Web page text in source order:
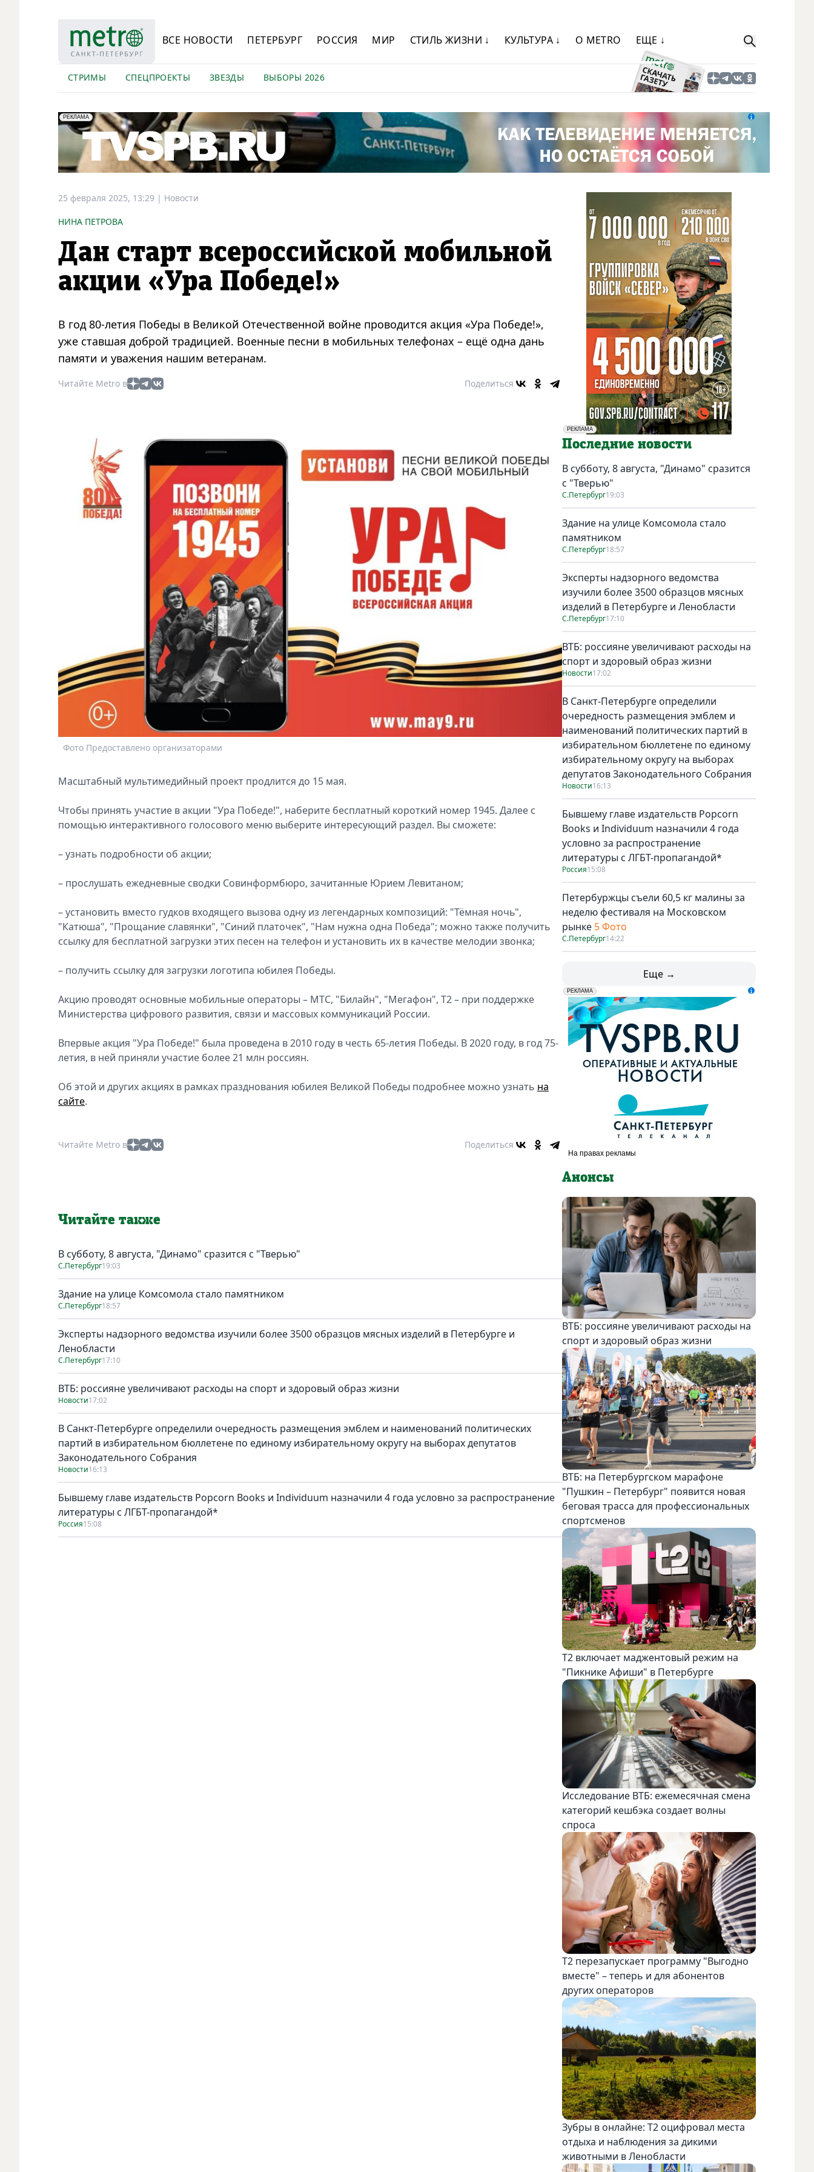
ВСЕ НОВОСТИ ПЕТЕРБУРГ РОССИЯ МИР СТИЛЬ ЖИЗНИ ↓ КУЛЬТУРА ↓ О METRO ЕЩЕ ↓
СТРИМЫ СПЕЦПРОЕКТЫ ЗВЕЗДЫ ВЫБОРЫ 2026
erid: LdtCK5Efv
РЕКЛАМА
АО "ГАТР", ИНН: 7841320717
25 февраля 2025, 13:29 | Новости
НИНА ПЕТРОВА
Дан старт всероссийской мобильной
акции «Ура Победе!»
В год 80-летия Победы в Великой Отечественной войне проводится акция «Ура Победе!»,
уже ставшая доброй традицией. Военные песни в мобильных телефонах – ещё одна дань
памяти и уважения нашим ветеранам.
Читайте Metro в Поделиться
Фото Предоставлено организаторами
Масштабный мультимедийный проект продлится до 15 мая.
Чтобы принять участие в акции "Ура Победе!", наберите бесплатный короткий номер 1945. Далее с
помощью интерактивного голосового меню выберите интересующий раздел. Вы сможете:
– узнать подробности об акции;
– прослушать ежедневные сводки Совинформбюро, зачитанные Юрием Левитаном;
– установить вместо гудков входящего вызова одну из легендарных композиций: "Тёмная ночь",
"Катюша", "Прощание славянки", "Синий платочек", "Нам нужна одна Победа"; можно также получить
ссылку для бесплатной загрузки этих песен на телефон и установить их в качестве мелодии звонка;
– получить ссылку для загрузки логотипа юбилея Победы.
Акцию проводят основные мобильные операторы – МТС, "Билайн", "Мегафон", T2 – при поддержке
Министерства цифрового развития, связи и массовых коммуникаций России.
Впервые акция "Ура Победе!" была проведена в 2010 году в честь 65-летия Победы. В 2020 году, в год 75-
летия, в ней приняли участие более 21 млн россиян.
Об этой и других акциях в рамках празднования юбилея Великой Победы подробнее можно узнать на
сайте.
Читайте Metro в Поделиться
Читайте также
В субботу, 8 августа, "Динамо" сразится с "Тверью"
С.Петербург19:03
Здание на улице Комсомола стало памятником
С.Петербург18:57
Эксперты надзорного ведомства изучили более 3500 образцов мясных изделий в Петербурге и
Ленобласти
С.Петербург17:10
ВТБ: россияне увеличивают расходы на спорт и здоровый образ жизни
Новости17:02
В Санкт-Петербурге определили очередность размещения эмблем и наименований политических
партий в избирательном бюллетене по единому избирательному округу на выборах депутатов
Законодательного Собрания
Новости16:13
Бывшему главе издательств Popcorn Books и Individuum назначили 4 года условно за распространение
литературы с ЛГБТ-пропагандой*
Россия15:08
РЕКЛАМА
Социальная реклама
Последние новости
В субботу, 8 августа, "Динамо" сразится
с "Тверью"
С.Петербург19:03
Здание на улице Комсомола стало
памятником
С.Петербург18:57
Эксперты надзорного ведомства
изучили более 3500 образцов мясных
изделий в Петербурге и Ленобласти
С.Петербург17:10
ВТБ: россияне увеличивают расходы на
спорт и здоровый образ жизни
Новости17:02
В Санкт-Петербурге определили
очередность размещения эмблем и
наименований политических партий в
избирательном бюллетене по единому
избирательному округу на выборах
депутатов Законодательного Собрания
Новости16:13
Бывшему главе издательств Popcorn
Books и Individuum назначили 4 года
условно за распространение
литературы с ЛГБТ-пропагандой*
Россия15:08
Петербуржцы съели 60,5 кг малины за
неделю фестиваля на Московском
рынке 5 Фото
С.Петербург14:22
Еще →
erid: LdtCK5udn
РЕКЛАМА
АО "ГАТР", ИНН: 7841320717
Анонсы
ВТБ: россияне увеличивают расходы на
спорт и здоровый образ жизни
ВТБ: на Петербургском марафоне
"Пушкин – Петербург" появится новая
беговая трасса для профессиональных
спортсменов
Т2 включает маджентовый режим на
"Пикнике Афиши" в Петербурге
Исследование ВТБ: ежемесячная смена
категорий кешбэка создает волны
спроса
Т2 перезапускает программу "Выгодно
вместе" – теперь и для абонентов
других операторов
Зубры в онлайне: Т2 оцифровал места
отдыха и наблюдения за дикими
животными в Ленобласти